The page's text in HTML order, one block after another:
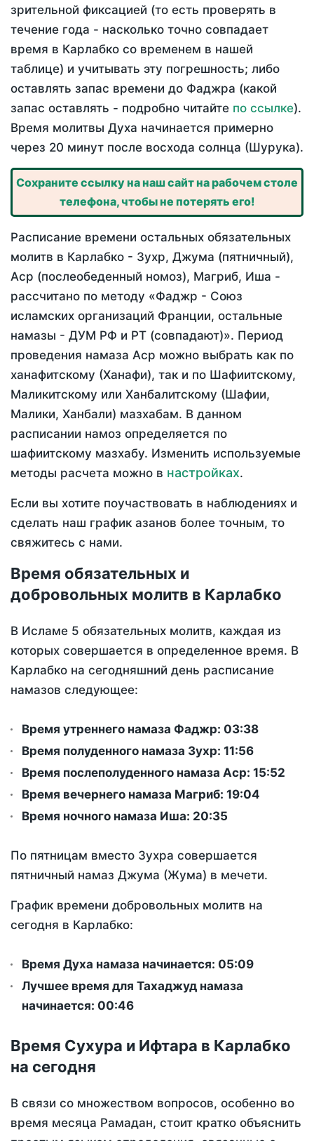
зрительной фиксацией (то есть проверять в
течение года - насколько точно совпадает
время в Карлабко со временем в нашей
таблице) и учитывать эту погрешность; либо
оставлять запас времени до Фаджра (какой
запас оставлять - подробно читайте по ссылке).
Время молитвы Духа начинается примерно
через 20 минут после восхода солнца (Шурука).
Сохраните ссылку на наш сайт на рабочем столе
телефона, чтобы не потерять его!
Расписание времени остальных обязательных
молитв в Карлабко - Зухр, Джума (пятничный),
Аср (послеобеденный номоз), Магриб, Иша -
рассчитано по методу «Фаджр - Союз
исламских организаций Франции, остальные
намазы - ДУМ РФ и РТ (совпадают)». Период
проведения намаза Аср можно выбрать как по
ханафитскому (Ханафи), так и по Шафиитскому,
Маликитскому или Ханбалитскому (Шафии,
Малики, Ханбали) мазхабам. В данном
расписании намоз определяется по
шафиитскому мазхабу. Изменить используемые
методы расчета можно в настройках.
Если вы хотите поучаствовать в наблюдениях и
сделать наш график азанов более точным, то
свяжитесь с нами.
Время обязательных и
добровольных молитв в Карлабко
В Исламе 5 обязательных молитв, каждая из
которых совершается в определенное время. В
Карлабко на сегодняшний день расписание
намазов следующее:
Время утреннего намаза Фаджр: 03:38
Время полуденного намаза Зухр: 11:56
Время послеполуденного намаза Аср: 15:52
Время вечернего намаза Магриб: 19:04
Время ночного намаза Иша: 20:35
По пятницам вместо Зухра совершается
пятничный намаз Джума (Жума) в мечети.
График времени добровольных молитв на
сегодня в Карлабко:
Время Духа намаза начинается: 05:09
Лучшее время для Тахаджуд намаза
начинается: 00:46
Время Сухура и Ифтара в Карлабко
на сегодня
В связи со множеством вопросов, особенно во
время месяца Рамадан, стоит кратко объяснить